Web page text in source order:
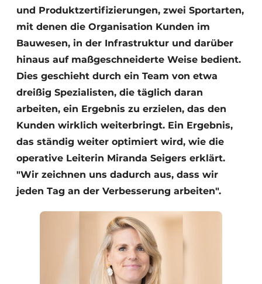
und Produktzertifizierungen, zwei Sportarten,
mit denen die Organisation Kunden im
Bauwesen, in der Infrastruktur und darüber
hinaus auf maßgeschneiderte Weise bedient.
Dies geschieht durch ein Team von etwa
dreißig Spezialisten, die täglich daran
arbeiten, ein Ergebnis zu erzielen, das den
Kunden wirklich weiterbringt. Ein Ergebnis,
das ständig weiter optimiert wird, wie die
operative Leiterin Miranda Seigers erklärt.
"Wir zeichnen uns dadurch aus, dass wir
jeden Tag an der Verbesserung arbeiten".